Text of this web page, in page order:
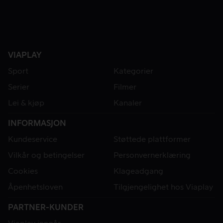
VIAPLAY
Sport
Kategorier
Serier
Filmer
Lei & kjøp
Kanaler
INFORMASJON
Kundeservice
Støttede plattformer
Vilkår og betingelser
Personvernerklæring
Cookies
Klageadgang
Åpenhetsloven
Tilgjengelighet hos Viaplay
PARTNER-KUNDER